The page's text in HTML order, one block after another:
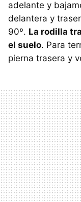
adelante y
delantera y
90º. La rodilla
el suelo. Para
pierna trasera y